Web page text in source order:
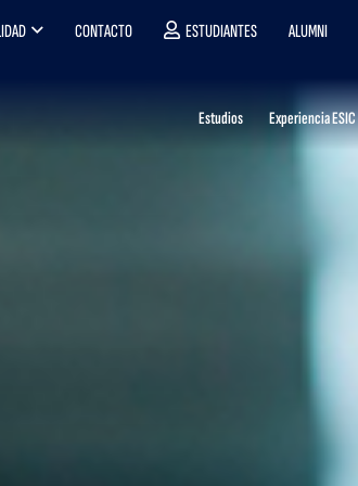
CONTACTO ESTUDIANTES ALUMNI
Estudios Experiencia ESIC